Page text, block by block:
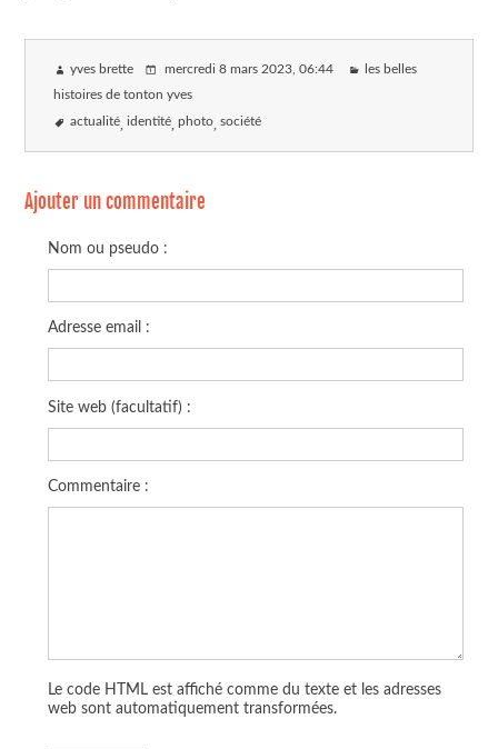
yves brette mercredi 8 mars 2023, 06:44 les belles
histoires de tonton yves
actualité identité photo société
Ajouter un commentaire
Nom ou pseudo :
Adresse email :
Site web (facultatif) :
Commentaire :
Le code HTML est affiché comme du texte et les adresses
web sont automatiquement transformées.